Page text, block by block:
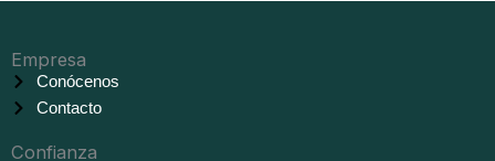
Empresa
Conócenos
Contacto
Confianza